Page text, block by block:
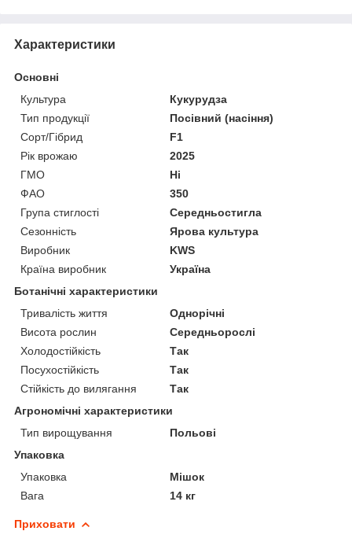
Характеристики
Основні
Культура
Кукурудза
Тип продукції
Посівний (насіння)
Сорт/Гібрид
F1
Рік врожаю
2025
ГМО
Ні
ФАО
350
Група стиглості
Середньостигла
Сезонність
Ярова культура
Виробник
KWS
Країна виробник
Україна
Ботанічні характеристики
Тривалість життя
Однорічні
Висота рослин
Середньорослі
Холодостійкість
Так
Посухостійкість
Так
Стійкість до вилягання
Так
Агрономічні характеристики
Тип вирощування
Польові
Упаковка
Упаковка
Мішок
Вага
14 кг
Приховати